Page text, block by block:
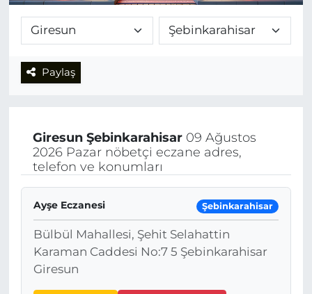
Paylaş
Giresun Şebinkarahisar09 Ağustos
2026 Pazar nöbetçi eczane adres,
telefon ve konumları
Ayşe Eczanesi Şebinkarahisar
Bülbül Mahallesi, Şehit Selahattin
Karaman Caddesi No:7 5 Şebinkarahisar
Giresun